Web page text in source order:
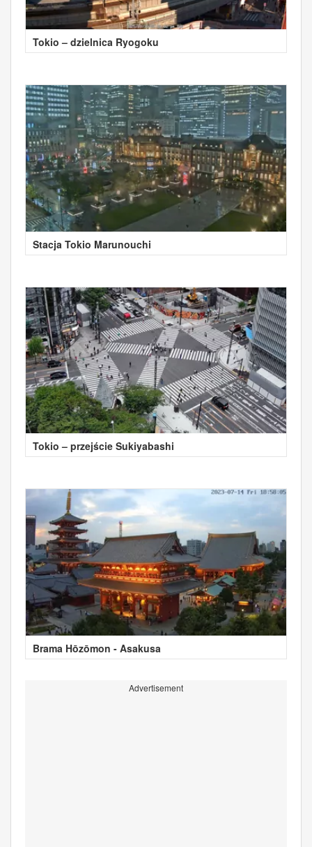
Tokio – dzielnica Ryogoku
Stacja Tokio Marunouchi
Tokio – przejście Sukiyabashi
Brama Hōzōmon - Asakusa
Advertisement